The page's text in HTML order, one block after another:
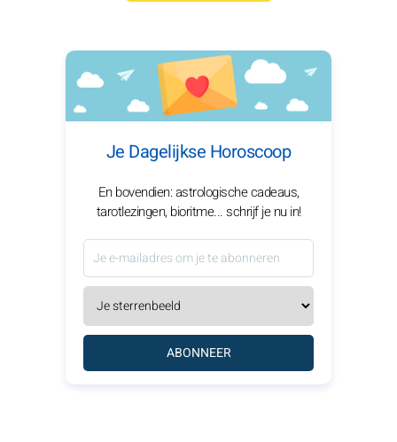
Je Dagelijkse Horoscoop
En bovendien: astrologische cadeaus,
tarotlezingen, bioritme... schrijf je nu in!
ABONNEER